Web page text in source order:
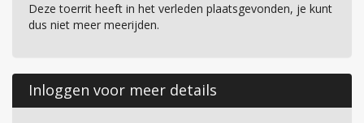
Deze toerrit heeft in het verleden plaatsgevonden, je kunt
dus niet meer meerijden.
Inloggen voor meer details
Over Motormaatje